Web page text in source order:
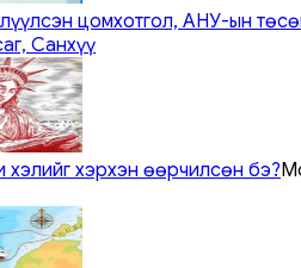
цомхотгол, АНУ-ын
Санхүү
хэлийг хэрхэн өөрчилсөн бэ?